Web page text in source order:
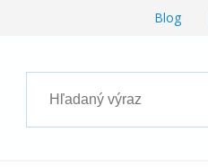
Blog